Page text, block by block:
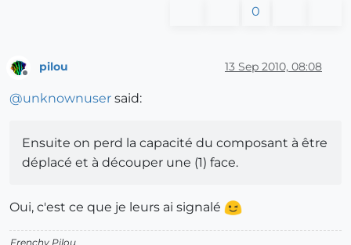
0
pilou 13 Sep 2010, 08:08
@unknownuser said:
Ensuite on perd la capacité du composant à être
déplacé et à découper une (1) face.
Oui, c'est ce que je leurs ai signalé
Frenchy Pilou